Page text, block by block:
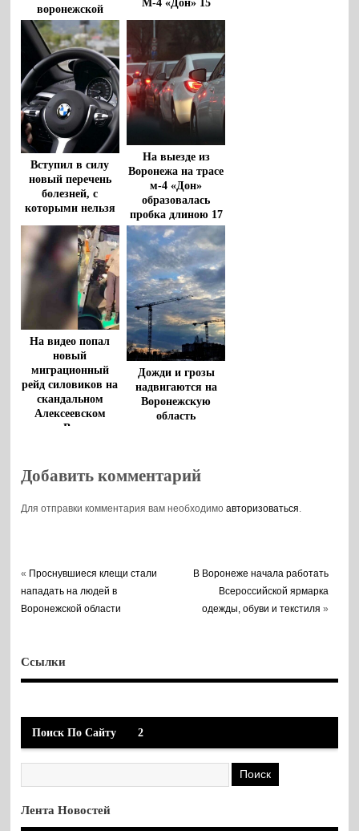
воронежской
трассе
М-4 «Дон» 15
января
Вступил в силу
новый перечень
болезней, с
которыми нельзя
садиться за руль
На выезде из
Воронежа на трасе
м-4 «Дон»
образовалась
пробка длиною 17
километров
На видео попал
новый
миграционный
рейд силовиков на
скандальном
Алексеевском
рынке Воронежа
Дожди и грозы
надвигаются на
Воронежскую
область
Добавить комментарий
Для отправки комментария вам необходимоавторизоваться.
« Проснувшиеся клещи стали
нападать на людей в
Воронежской области
В Воронеже начала работать
Всероссийской ярмарка
одежды, обуви и текстиля »
Ссылки
Поиск По Сайту 2
Лента Новостей